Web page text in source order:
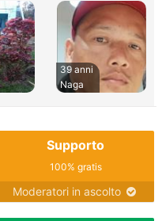
39 anni
Naga
Supporto
100% gratis
Moderatori in ascolto